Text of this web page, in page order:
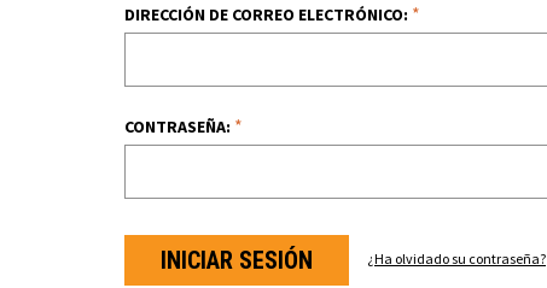
DIRECCIÓN DE CORREO ELECTRÓNICO: *
CONTRASEÑA: *
¿Ha olvidado su contraseña?